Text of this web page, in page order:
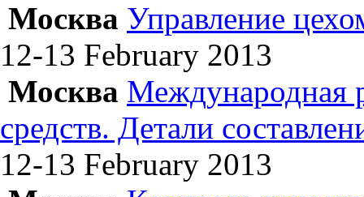
Москва Управление
12-13 February 2013
Москва Международная
средств. Детали
12-13 February 2013